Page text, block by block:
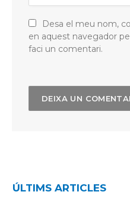
Desa el meu nom,
en aquest navegador
faci un comentari.
ÚLTIMS ARTICLES